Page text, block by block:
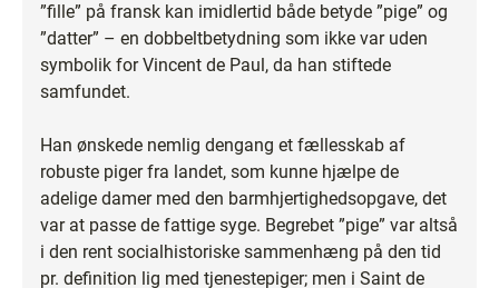
”fille” på fransk kan imidlertid både betyde ”pige” og
”datter” – en dobbeltbetydning som ikke var uden
symbolik for Vincent de Paul, da han stiftede
samfundet.
Han ønskede nemlig dengang et fællesskab af
robuste piger fra landet, som kunne hjælpe de
adelige damer med den barmhjertighedsopgave, det
var at passe de fattige syge. Begrebet ”pige” var altså
i den rent socialhistoriske sammenhæng på den tid
pr. definition lig med tjenestepiger; men i Saint de